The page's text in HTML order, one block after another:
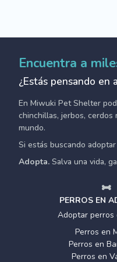
Encuentra a
¿Estás pensando en
En Miwuki Pet Shelter
chinchillas, jerbos,
mundo.
Si estás buscando
Adopta. Salva una vida,
PERROS EN
Adoptar perros
Perros en
Perros en
Perros en